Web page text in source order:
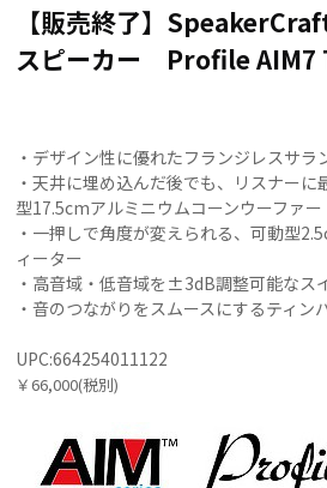
【販売終了】
スピーカー Profile AIM7
・デザイン性に優れたフランジレスサラ
・天井に埋め込んだ後でも、リスナー
型17.5cmアルミニウムコーンウーファー
・一押しで角度が変えられる、可動型
ィーター
・高音域・低音域を±3dB調整可能なス
・音のつながりをスムースにするティン
UPC:664254011122
￥66,000(税別)